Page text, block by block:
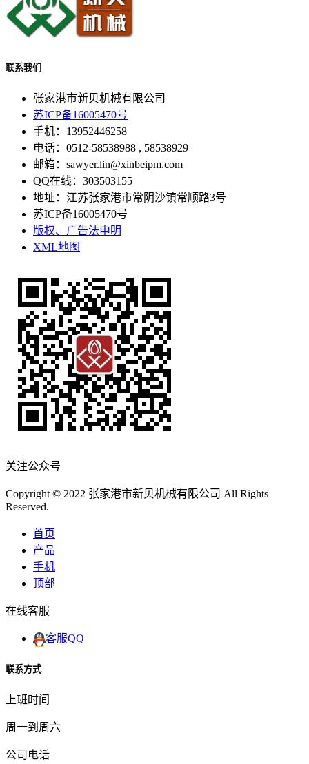
联系我们
张家港市新贝机械有限公司
苏ICP备16005470号
手机：13952446258
电话：0512-58538988 , 58538929
邮箱：sawyer.lin@xinbeipm.com
QQ在线：303503155
地址：江苏张家港市常阴沙镇常顺路3号
苏ICP备16005470号
版权、广告法申明
XML地图
关注公众号
Copyright © 2022 张家港市新贝机械有限公司 All Rights
Reserved.
首页
产品
手机
顶部
在线客服
客服QQ
联系方式
上班时间
周一到周六
公司电话